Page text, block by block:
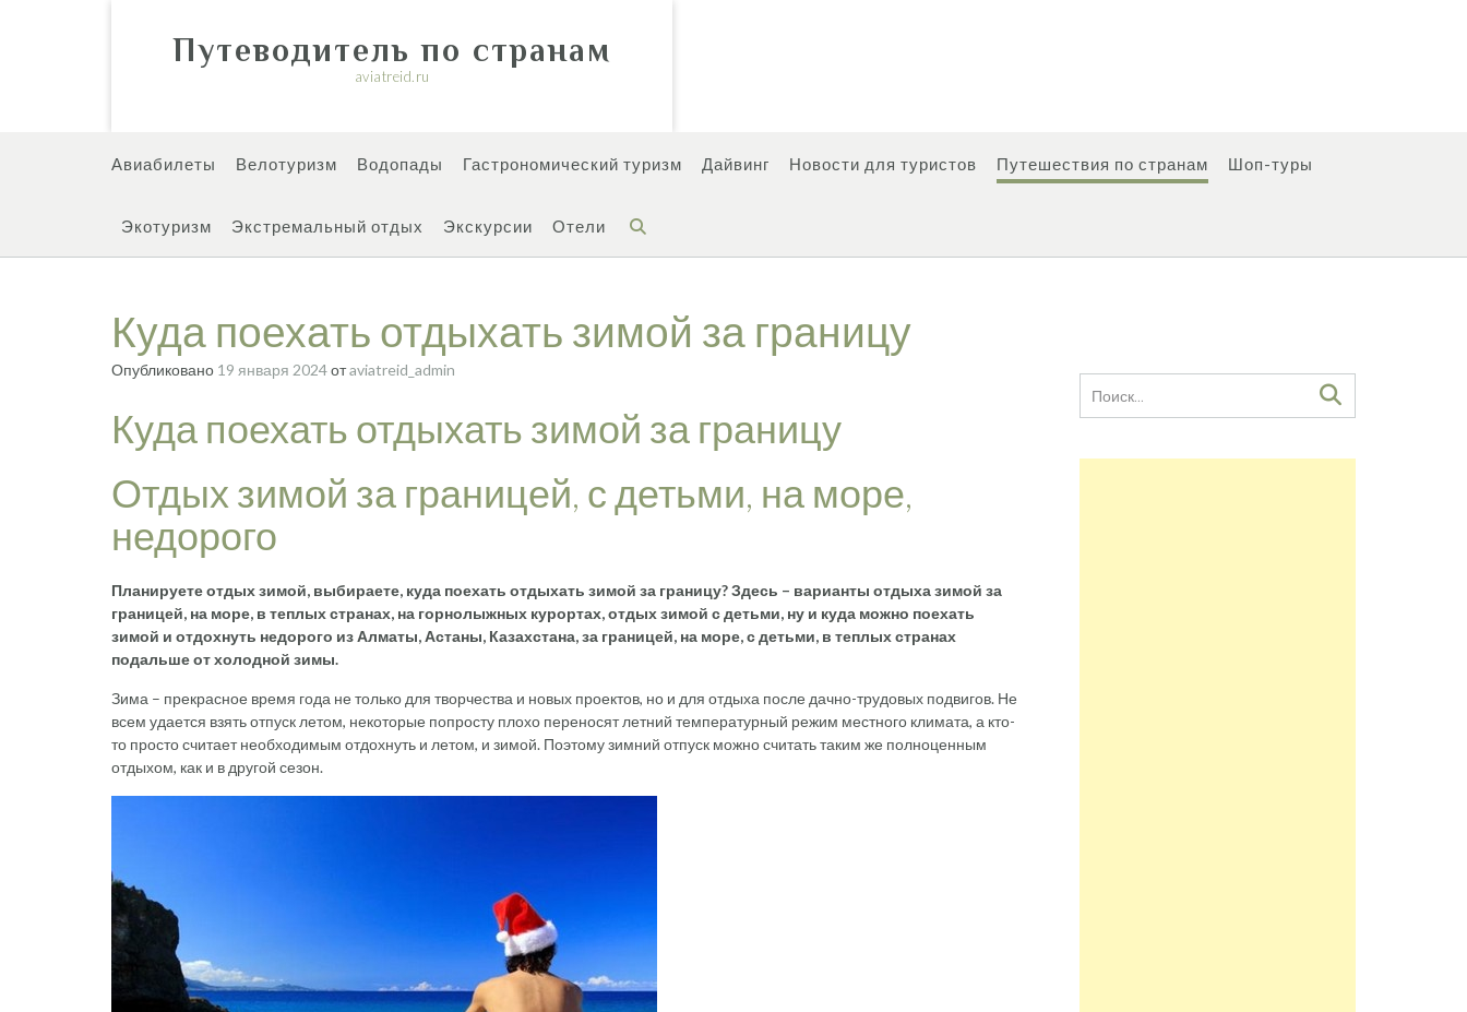
Путеводитель по странам
aviatreid.ru
Авиабилеты Велотуризм Водопады Гастрономический туризм Дайвинг Новости для туристов Путешествия по странам Шоп-туры
Экотуризм Экстремальный отдых Экскурсии Отели
Куда поехать отдыхать зимой за границу
Опубликовано 19 января 2024отaviatreid_admin
Куда поехать отдыхать зимой за границу
Отдых зимой за границей, с детьми, на море,
недорого
Планируете отдых зимой, выбираете, куда поехать отдыхать зимой за границу? Здесь – варианты отдыха зимой за
границей, на море, в теплых странах, на горнолыжных курортах, отдых зимой с детьми, ну и куда можно поехать
зимой и отдохнуть недорого из Алматы, Астаны, Казахстана, за границей, на море, с детьми, в теплых странах
подальше от холодной зимы.
Зима – прекрасное время года не только для творчества и новых проектов, но и для отдыха после дачно-трудовых подвигов. Не
всем удается взять отпуск летом, некоторые попросту плохо переносят летний температурный режим местного климата, а кто-
то просто считает необходимым отдохнуть и летом, и зимой. Поэтому зимний отпуск можно считать таким же полноценным
отдыхом, как и в другой сезон.